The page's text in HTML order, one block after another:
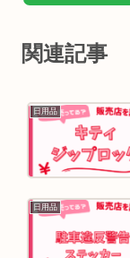
関連記事
日用品
日用品